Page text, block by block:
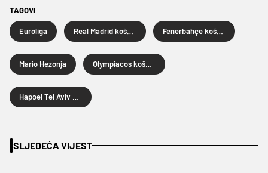
TAGOVI
Euroliga
Mario Hezonja
SLJEDEĆA VIJEST